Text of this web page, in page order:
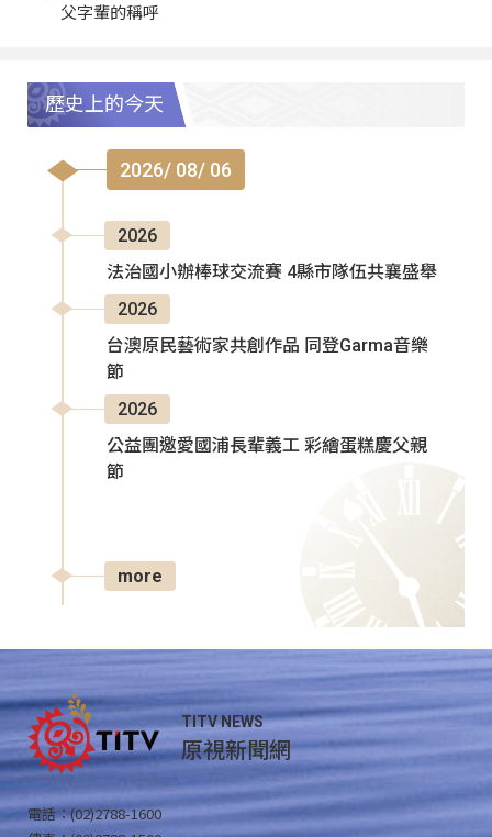
父字輩的稱呼
歷史上的今天
2026/ 08/ 06
2026
法治國小辦棒球交流賽 4縣市隊伍共襄盛舉
2026
台澳原民藝術家共創作品 同登Garma音樂
節
2026
公益團邀愛國浦長輩義工 彩繪蛋糕慶父親
節
more
TITV NEWS
原視新聞網
電話：(02)2788-1600